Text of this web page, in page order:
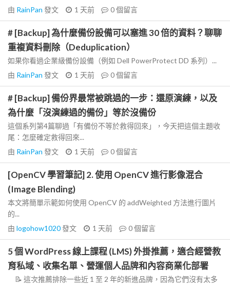
由 RainPan 發文 1 天前 0個留言
# [Backup] 為什麼備份設備可以塞進 30 倍的資料？聊聊
重複資料刪除（Deduplication）
如果你看過企業級備份設備（例如 Dell PowerProtect DD 系列）...
由 RainPan 發文 1 天前 0個留言
# [Backup] 備份界最常被跳過的一步：還原演練，以及
為什麼「沒演練過的備份」等於沒備份
這個系列第4篇聊過「有備份不等於救得回來」，今天把這個主題收
尾：怎麼確定救得回來...
由 RainPan 發文 1 天前 0個留言
[OpenCV 學習筆記] 2. 使用 OpenCV 進行影像混合
(Image Blending)
本文將簡單示範如何使用 OpenCV 的 addWeighted 方法進行圖片
的...
由 logohow1020發文 1 天前 0個留言
5 個 WordPress 線上課程 (LMS) 外掛推薦，適合經營教
育私域、收集名單、營運個人品牌和內容商業化部署
📝 這次推薦排除一些近 1 至 2 年的新進品牌，因為它們沒有太多